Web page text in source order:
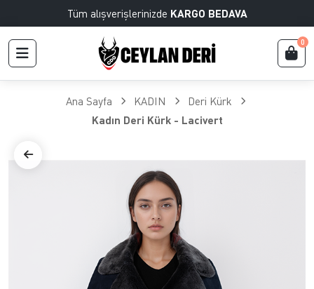
Tüm alışverişlerinizde KARGO BEDAVA
0
Ana Sayfa KADIN
Deri Kürk
Kadın Deri Kürk - Lacivert